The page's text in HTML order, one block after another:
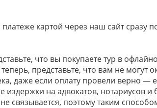
картой через наш сайт сразу
что вы покупаете тур в
представьте, что вам не
даже если оплату провели верно —
издержки на адвокатов, нотариусов
связывается, поэтому таким